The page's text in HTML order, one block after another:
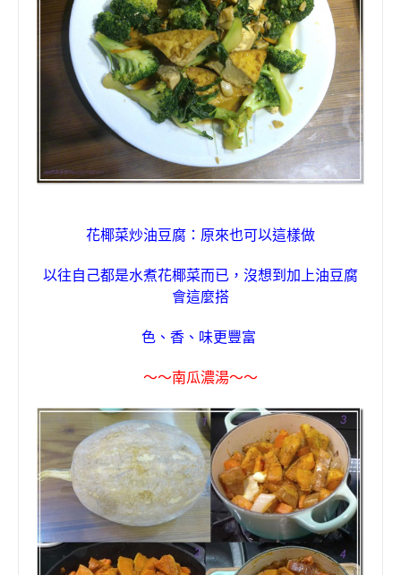
花椰菜炒油豆腐 ： 原來也可以這樣做
以往自己都是水煮花椰菜而已 ， 沒想到加上油豆腐
會這麼搭
色 、 香 、 味更豐富
〜〜南瓜濃湯〜〜